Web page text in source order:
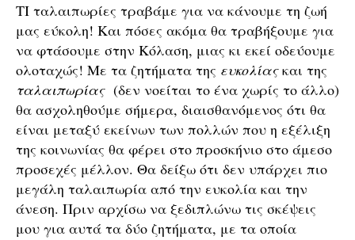
ΤΙ ταλαιπωρίες τραβάμε για να κάνουμε τη ζωή
μας εύκολη! Και πόσες ακόμα θα τραβήξουμε για
να φτάσουμε στην Κόλαση, μιας κι εκεί οδεύουμε
ολοταχώς! Με τα ζητήματα της ευκολίαςκαι της
ταλαιπωρίας (δεν νοείται το ένα χωρίς το άλλο)
θα ασχοληθούμε σήμερα, διαισθανόμενος ότι θα
είναι μεταξύ εκείνων των πολλών που η εξέλιξη
της κοινωνίας θα φέρει στο προσκήνιο στο άμεσο
προσεχές μέλλον. Θα δείξω ότι δεν υπάρχει πιο
μεγάλη ταλαιπωρία από την ευκολία και την
άνεση. Πριν αρχίσω να ξεδιπλώνω τις σκέψεις
μου για αυτά τα δύο ζητήματα, με τα οποία